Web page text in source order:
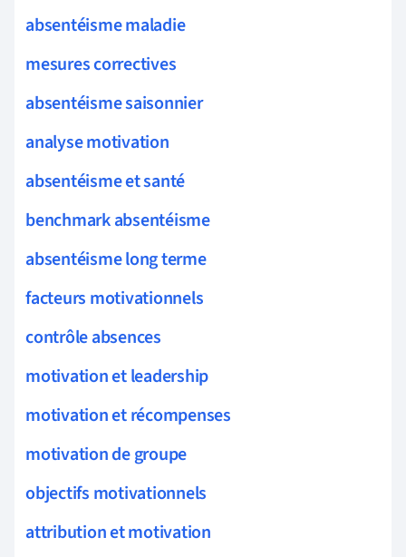
absentéisme maladie
mesures correctives
absentéisme saisonnier
analyse motivation
absentéisme et santé
benchmark absentéisme
absentéisme long terme
facteurs motivationnels
contrôle absences
motivation et leadership
motivation et récompenses
motivation de groupe
objectifs motivationnels
attribution et motivation